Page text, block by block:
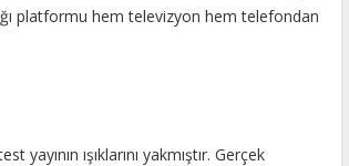
platformu hem televizyon hem telefondan
yayının ışıklarını yakmıştır. Gerçek